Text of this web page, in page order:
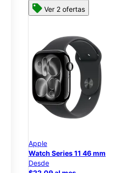
Ver 2 ofertas
Apple
Watch Series 11 46 mm
Desde